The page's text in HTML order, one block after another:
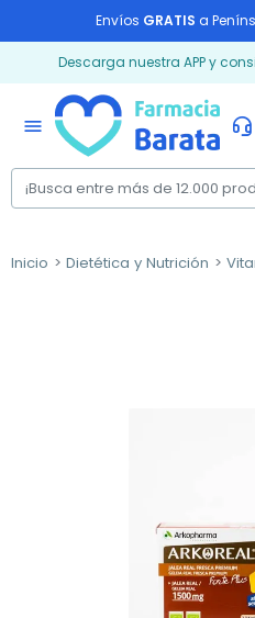
Envíos GRATIS a
Descarga nuestra APP y
menu
Inicio Dietética y Nutrición